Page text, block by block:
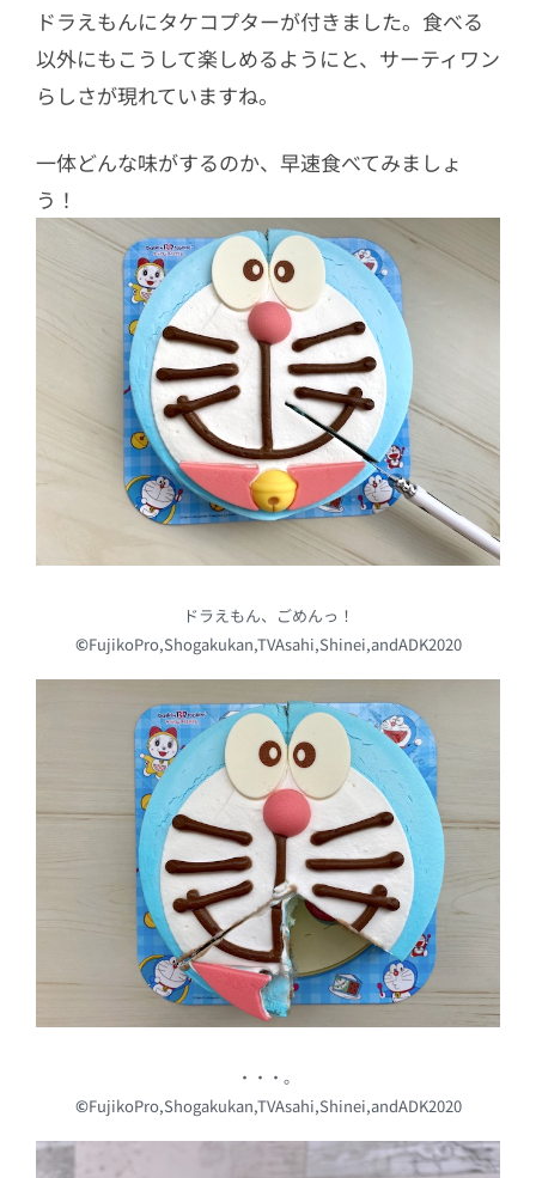
ドラえもんにタケコプターが付きました。食べる
以外にもこうして楽しめるようにと、サーティワン
らしさが現れていますね。
一体どんな味がするのか、早速食べてみましょ
う！
ドラえもん、ごめんっ！
©FujikoPro,Shogakukan,TVAsahi,Shinei,andADK2020
・・・。
©FujikoPro,Shogakukan,TVAsahi,Shinei,andADK2020